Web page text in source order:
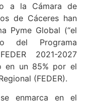
a la Cámara de
de Cáceres han
Pyme Global (“el
del Programa
2021-2027
en un 85% por el
(FEDER).
enmarca en el